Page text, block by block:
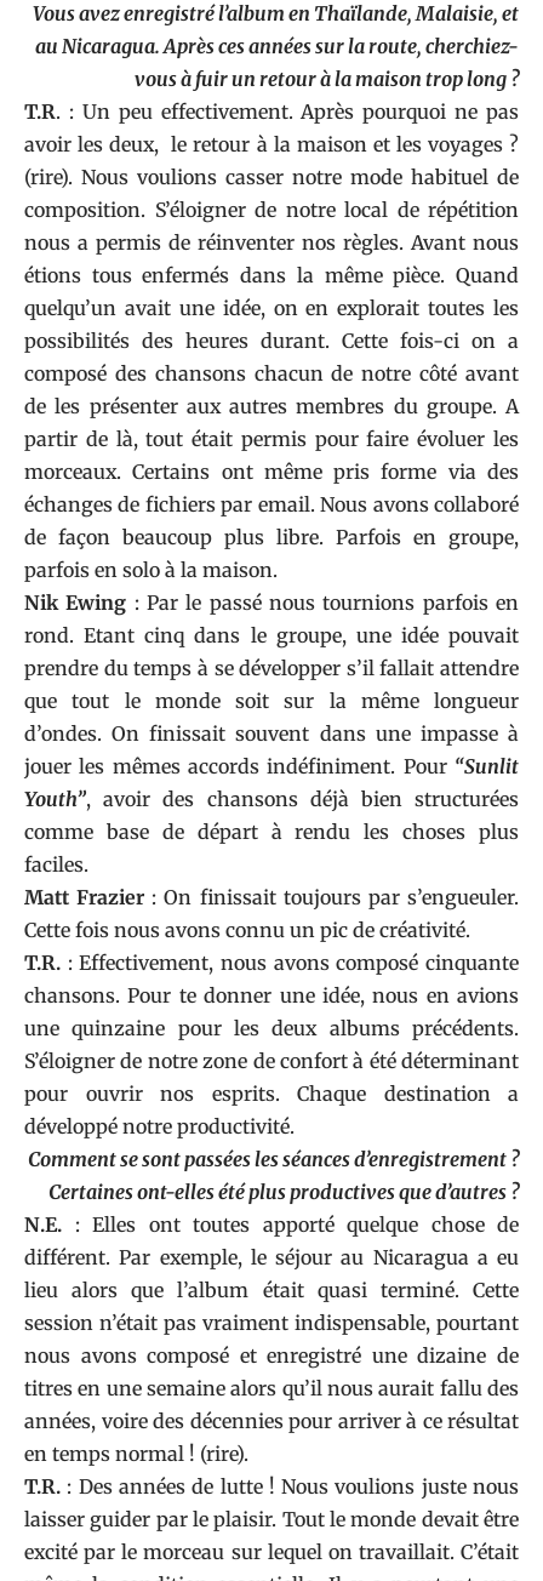
Vous avez enregistré l’album en Thaïlande, Malaisie, et
au Nicaragua. Après ces années sur la route, cherchiez-
vous à fuir un retour à la maison trop long ?
T.R. : Un peu effectivement. Après pourquoi ne pas
avoir les deux, le retour à la maison et les voyages ?
(rire). Nous voulions casser notre mode habituel de
composition. S’éloigner de notre local de répétition
nous a permis de réinventer nos règles. Avant nous
étions tous enfermés dans la même pièce. Quand
quelqu’un avait une idée, on en explorait toutes les
possibilités des heures durant. Cette fois-ci on a
composé des chansons chacun de notre côté avant
de les présenter aux autres membres du groupe. A
partir de là, tout était permis pour faire évoluer les
morceaux. Certains ont même pris forme via des
échanges de fichiers par email. Nous avons collaboré
de façon beaucoup plus libre. Parfois en groupe,
parfois en solo à la maison.
Nik Ewing : Par le passé nous tournions parfois en
rond. Etant cinq dans le groupe, une idée pouvait
prendre du temps à se développer s’il fallait attendre
que tout le monde soit sur la même longueur
d’ondes. On finissait souvent dans une impasse à
jouer les mêmes accords indéfiniment. Pour “Sunlit
Youth”, avoir des chansons déjà bien structurées
comme base de départ à rendu les choses plus
faciles.
Matt Frazier : On finissait toujours par s’engueuler.
Cette fois nous avons connu un pic de créativité.
T.R. : Effectivement, nous avons composé cinquante
chansons. Pour te donner une idée, nous en avions
une quinzaine pour les deux albums précédents.
S’éloigner de notre zone de confort à été déterminant
pour ouvrir nos esprits. Chaque destination a
développé notre productivité.
Comment se sont passées les séances d’enregistrement ?
Certaines ont-elles été plus productives que d’autres ?
N.E. : Elles ont toutes apporté quelque chose de
différent. Par exemple, le séjour au Nicaragua a eu
lieu alors que l’album était quasi terminé. Cette
session n’était pas vraiment indispensable, pourtant
nous avons composé et enregistré une dizaine de
titres en une semaine alors qu’il nous aurait fallu des
années, voire des décennies pour arriver à ce résultat
en temps normal ! (rire).
T.R. : Des années de lutte ! Nous voulions juste nous
laisser guider par le plaisir. Tout le monde devait être
excité par le morceau sur lequel on travaillait. C’était